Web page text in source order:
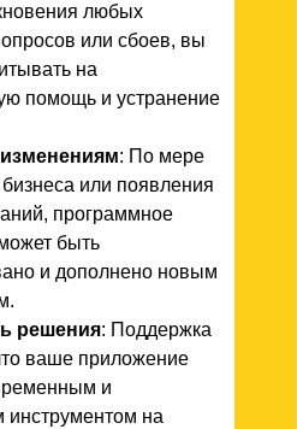
любых
или сбоев, вы
на
помощь и устранение
: По мере
или появления
программное
быть
и дополнено новым
решения: Поддержка
ваше приложение
и
на